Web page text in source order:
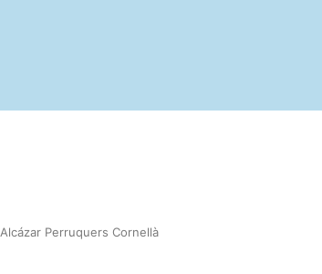
Alcázar Perruquers Cornellà